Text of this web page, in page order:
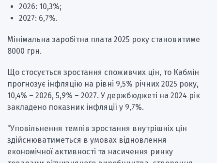
2026: 10,3%;
2027: 6,7%.
Мінімальна заробітна плата 2025 року становитиме
8000 грн.
Що стосується зростання споживчих цін, то Кабмін
прогнозує інфляцію на рівні 9,5% річних 2025 року,
10,4% – 2026, 5,9% – 2027. У держбюджеті на 2024 рік
закладено показник інфляції у 9,7%.
“Уповільнення темпів зростання внутрішніх цін
здійснюватиметься в умовах відновлення
економічної активності та насичення ринку